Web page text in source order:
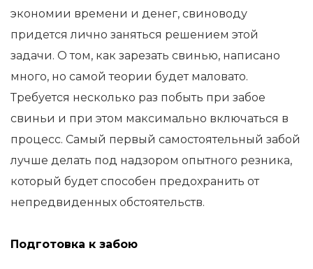
экономии времени и денег, свиноводу
придется лично заняться решением этой
задачи. О том, как зарезать свинью, написано
много, но самой теории будет маловато.
Требуется несколько раз побыть при забое
свиньи и при этом максимально включаться в
процесс. Самый первый самостоятельный забой
лучше делать под надзором опытного резника,
который будет способен предохранить от
непредвиденных обстоятельств.
Подготовка к забою